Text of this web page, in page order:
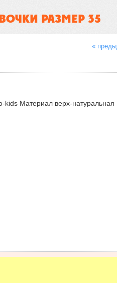
РАЗМЕР 35
«
Материал верх-натуральная